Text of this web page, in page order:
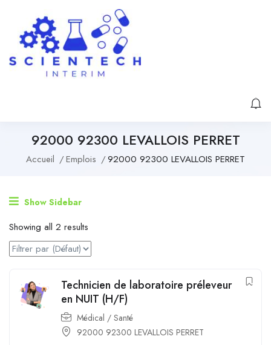
92000 92300 LEVALLOIS PERRET
Accueil Emplois 92000 92300 LEVALLOIS PERRET
Show Sidebar
Showing all 2 results
Technicien de laboratoire préleveur
en NUIT (H/F)
Médical / Santé
92000 92300 LEVALLOIS PERRET